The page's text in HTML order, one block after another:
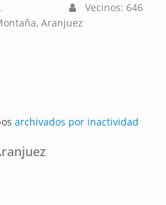
Vecinos: 646
Aranjuez
archivados por inactividad